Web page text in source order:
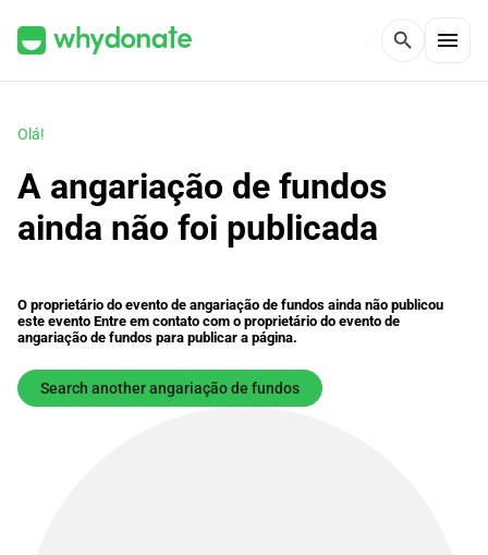
search menu
Olá!
A angariação de fundos
ainda não foi publicada
O proprietário do evento de angariação de fundos ainda não publicou
este evento Entre em contato com o proprietário do evento de
angariação de fundos para publicar a página.
Search another angariação de fundos